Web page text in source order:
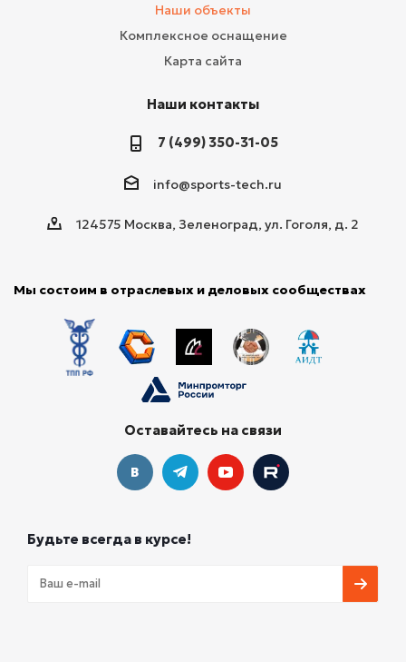
Наши объекты
Комплексное оснащение
Карта сайта
Наши контакты
7 (499) 350-31-05
info@sports-tech.ru
124575 Москва, Зеленоград, ул. Гоголя, д. 2
Мы состоим в отраслевых и деловых сообществах
Оставайтесь на связи
Будьте всегда в курсе!